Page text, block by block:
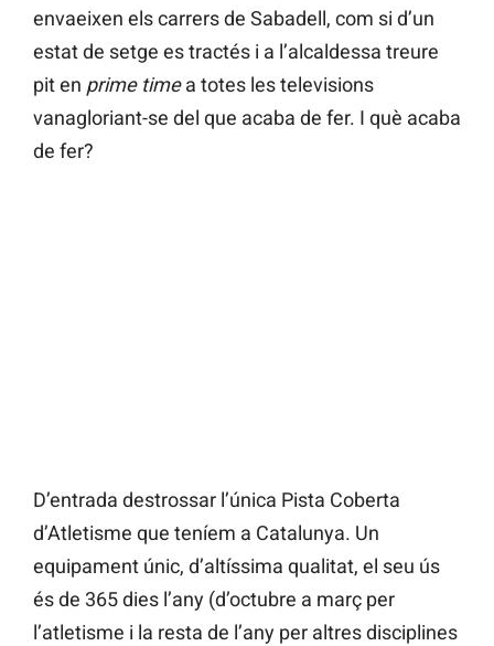
envaeixen els carrers de Sabadell, com si d’un
estat de setge es tractés i a l’alcaldessa treure
pit en prime timea totes les televisions
vanagloriant-se del que acaba de fer. I què acaba
de fer?
D’entrada destrossar l’única Pista Coberta
d’Atletisme que teníem a Catalunya. Un
equipament únic, d’altíssima qualitat, el seu ús
és de 365 dies l’any (d’octubre a març per
l’atletisme i la resta de l’any per altres disciplines